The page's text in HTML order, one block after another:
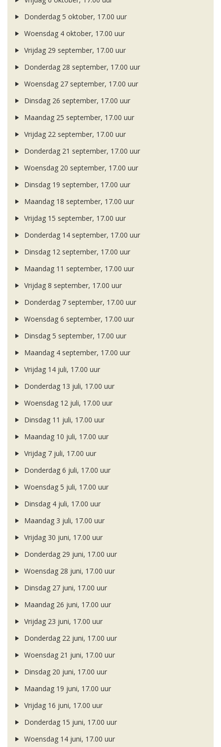
Donderdag 5 oktober, 17.00 uur
Woensdag 4 oktober, 17.00 uur
Vrijdag 29 september, 17.00 uur
Donderdag 28 september, 17.00 uur
Woensdag 27 september, 17.00 uur
Dinsdag 26 september, 17.00 uur
Maandag 25 september, 17.00 uur
Vrijdag 22 september, 17.00 uur
Donderdag 21 september, 17.00 uur
Woensdag 20 september, 17.00 uur
Dinsdag 19 september, 17.00 uur
Maandag 18 september, 17.00 uur
Vrijdag 15 september, 17.00 uur
Donderdag 14 september, 17.00 uur
Dinsdag 12 september, 17.00 uur
Maandag 11 september, 17.00 uur
Vrijdag 8 september, 17.00 uur
Donderdag 7 september, 17.00 uur
Woensdag 6 september, 17.00 uur
Dinsdag 5 september, 17.00 uur
Maandag 4 september, 17.00 uur
Vrijdag 14 juli, 17.00 uur
Donderdag 13 juli, 17.00 uur
Woensdag 12 juli, 17.00 uur
Dinsdag 11 juli, 17.00 uur
Maandag 10 juli, 17.00 uur
Vrijdag 7 juli, 17.00 uur
Donderdag 6 juli, 17.00 uur
Woensdag 5 juli, 17.00 uur
Dinsdag 4 juli, 17.00 uur
Maandag 3 juli, 17.00 uur
Vrijdag 30 juni, 17.00 uur
Donderdag 29 juni, 17.00 uur
Woensdag 28 juni, 17.00 uur
Dinsdag 27 juni, 17.00 uur
Maandag 26 juni, 17.00 uur
Vrijdag 23 juni, 17.00 uur
Donderdag 22 juni, 17.00 uur
Woensdag 21 juni, 17.00 uur
Dinsdag 20 juni, 17.00 uur
Maandag 19 juni, 17.00 uur
Vrijdag 16 juni, 17.00 uur
Donderdag 15 juni, 17.00 uur
Woensdag 14 juni, 17.00 uur